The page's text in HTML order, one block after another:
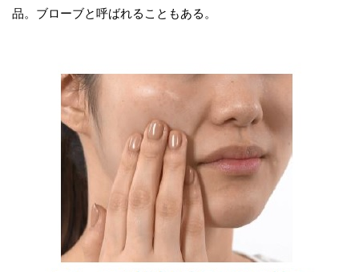
品。ブローブと呼ばれることもある。